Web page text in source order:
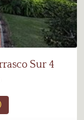
Sur 4